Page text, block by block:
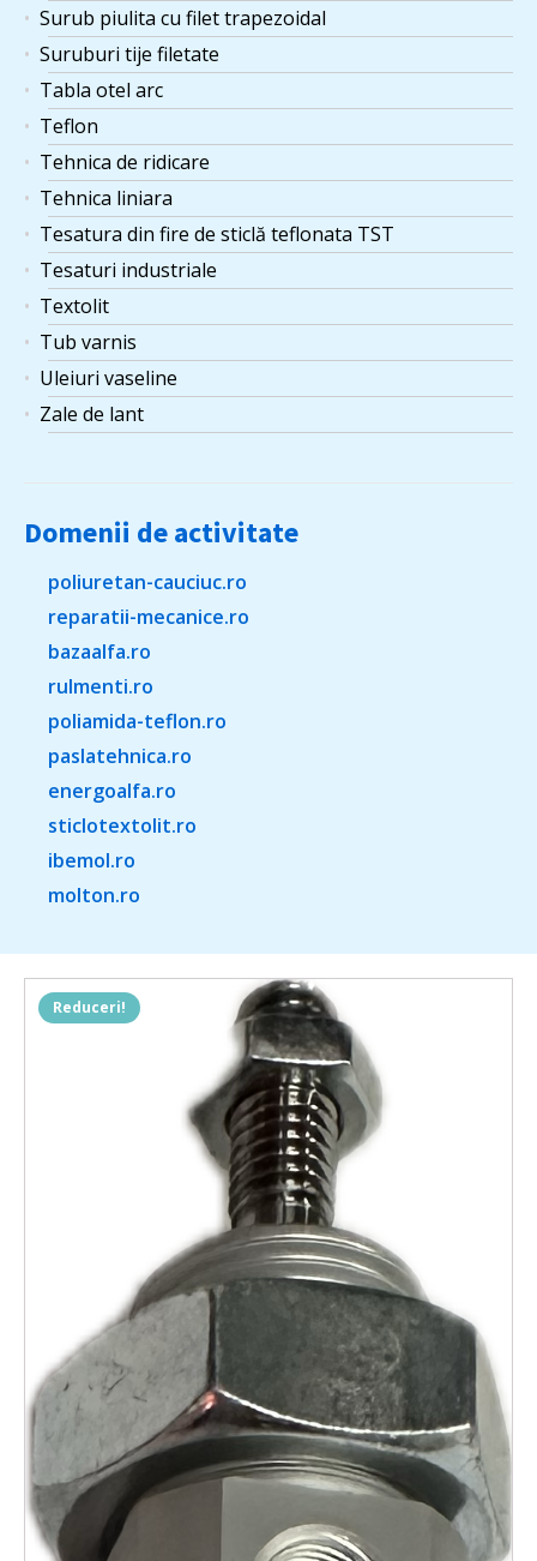
Surub piulita cu filet trapezoidal
Suruburi tije filetate
Tabla otel arc
Teflon
Tehnica de ridicare
Tehnica liniara
Tesatura din fire de sticlă teflonata TST
Tesaturi industriale
Textolit
Tub varnis
Uleiuri vaseline
Zale de lant
Domenii de activitate
poliuretan-cauciuc.ro
reparatii-mecanice.ro
bazaalfa.ro
rulmenti.ro
poliamida-teflon.ro
paslatehnica.ro
energoalfa.ro
sticlotextolit.ro
ibemol.ro
molton.ro
Reduceri!